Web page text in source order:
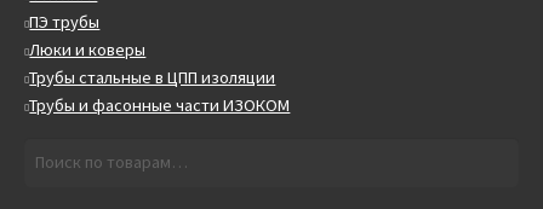
ПЭ трубы
Люки и коверы
Трубы стальные в ЦПП изоляции
Трубы и фасонные части ИЗОКОМ